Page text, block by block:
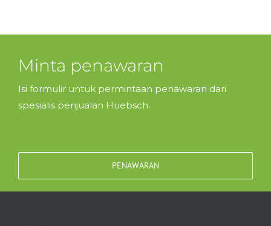
Minta penawaran
Isi formulir untuk permintaan penawaran dari
spesialis penjualan Huebsch.
PENAWARAN